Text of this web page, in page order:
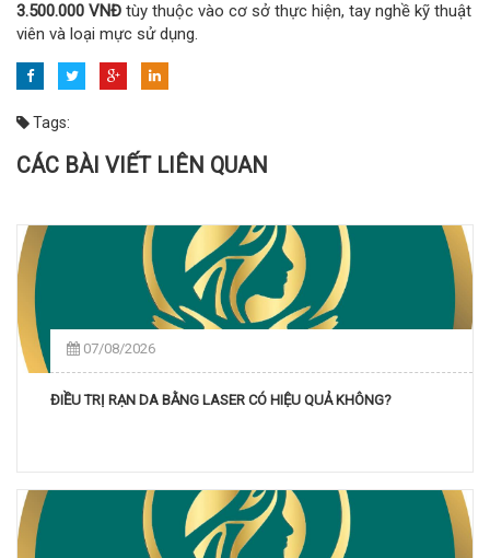
3.500.000 VNĐ tùy thuộc vào cơ sở thực hiện, tay nghề kỹ thuật
viên và loại mực sử dụng.
Tags:
CÁC BÀI VIẾT LIÊN QUAN
07/08/2026
ĐIỀU TRỊ RẠN DA BẰNG LASER CÓ HIỆU QUẢ KHÔNG?